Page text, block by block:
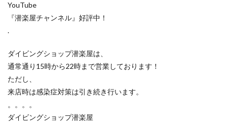
YouTube
『潜楽屋チャンネル』好評中！
.
ダイビングショップ潜楽屋は、
通常通り15時から22時まで営業しております！
ただし、
来店時は感染症対策は引き続き行います。
。。。。
ダイビングショップ潜楽屋